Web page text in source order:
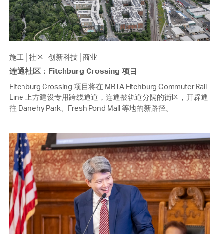
施工 社区 创新科技 商业
连通社区：Fitchburg Crossing 项目
Fitchburg Crossing 项目将在 MBTA Fitchburg Commuter Rail
Line 上方建设专用跨线通道，连通被轨道分隔的街区，开辟通
往 Danehy Park、Fresh Pond Mall 等地的新路径。